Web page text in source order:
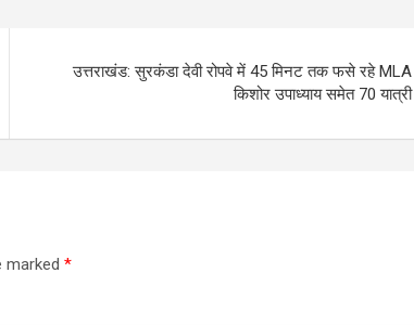
उत्तराखंड: सुरकंडा देवी रोपवे में 45 मिनट तक फसे रहे MLA
किशोर उपाध्याय समेत 70 यात्री
marked *